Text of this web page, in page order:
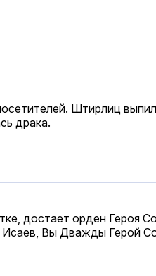
Штирлиц
драка.
достает орден Героя
Вы Дважды Герой